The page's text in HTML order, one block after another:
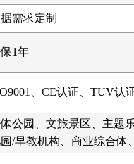
需求定制
1年
、CE认证、TUV认
公园、文旅景区、主题
园/早教机构、商业综合体